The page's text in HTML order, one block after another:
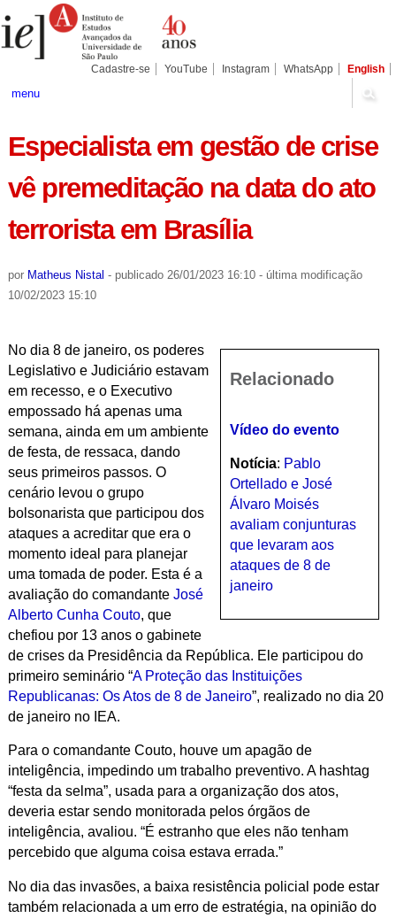
para
conteúdo.
Pessoais
Cadastre-se YouTube Instagram WhatsApp English
menu
Especialista em gestão de crise
vê premeditação na data do ato
terrorista em Brasília
por Matheus Nistal - publicado26/01/2023 16:10 - última modificação
10/02/2023 15:10
Relacionado
Vídeo do evento
Notícia: Pablo
Ortellado e José
Álvaro Moisés
avaliam conjunturas
que levaram aos
ataques de 8 de
janeiro
No dia 8 de janeiro, os poderes
Legislativo e Judiciário estavam
em recesso, e o Executivo
empossado há apenas uma
semana, ainda em um ambiente
de festa, de ressaca, dando
seus primeiros passos. O
cenário levou o grupo
bolsonarista que participou dos
ataques a acreditar que era o
momento ideal para planejar
uma tomada de poder. Esta é a
avaliação do comandante José
Alberto Cunha Couto, que
chefiou por 13 anos o gabinete
de crises da Presidência da República. Ele participou do
primeiro seminário “A Proteção das Instituições
Republicanas: Os Atos de 8 de Janeiro”, realizado no dia 20
de janeiro no IEA.
Para o comandante Couto, houve um apagão de
inteligência, impedindo um trabalho preventivo. A hashtag
“festa da selma”, usada para a organização dos atos,
deveria estar sendo monitorada pelos órgãos de
inteligência, avaliou. “É estranho que eles não tenham
percebido que alguma coisa estava errada.”
No dia das invasões, a baixa resistência policial pode estar
também relacionada a um erro de estratégia, na opinião do